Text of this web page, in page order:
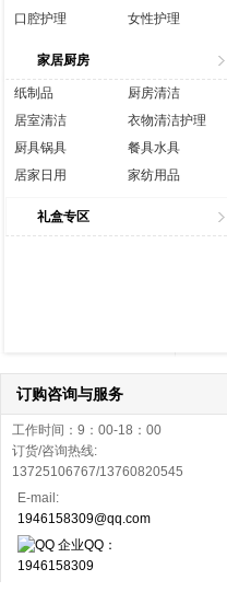
口腔护理
女性护理
家居厨房
纸制品
厨房清洁
居室清洁
衣物清洁护理
厨具锅具
餐具水具
居家日用
家纺用品
礼盒专区
订购咨询与服务
工作时间：9：00-18：00
订货/咨询热线:
13725106767/13760820545
E-mail:
1946158309@qq.com
企业QQ：
1946158309